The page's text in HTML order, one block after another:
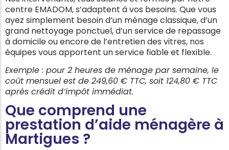
centre EMADOM, s’adaptent à vos besoins. Que vous
ayez simplement besoin d’un ménage classique, d’un
grand nettoyage ponctuel, d’un service de repassage
à domicile ou encore de l’entretien des vitres, nos
équipes vous apportent un service fiable et flexible.
Exemple : pour 2 heures de ménage par semaine, le
coût mensuel est de 249,60 € TTC, soit 124,80 € TTC
après crédit d’impôt immédiat.
Que comprend une
prestation d’aide ménagère à
Martigues ?